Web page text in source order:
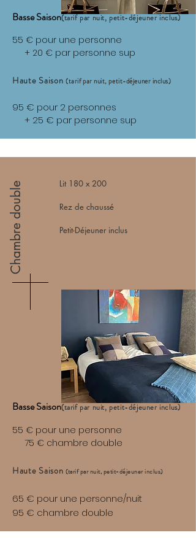
Basse Saison(tarif par nuit, petit-déjeuner inclus)
55 € pour une personne
+ 20 € par personne sup
Haute Saison(tarif par nuit, petit-déjeuner inclus)
95 € pour 2 personnes
+ 25 € par personne sup
Chambre double Lit 180 x 200
Rez de chaussé
Petit-Déjeuner inclus
Basse Saison(tarif par nuit, petit-déjeuner inclus)
55 € pour une personne
75 € chambre double
Haute Saison(tarif par nuit, petit-déjeuner inclus)
65 € pour une personne/nuit
95 € chambre double